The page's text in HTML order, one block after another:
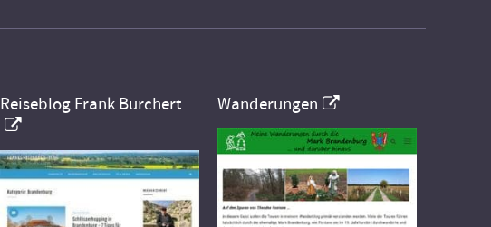
Reiseblog Frank Burchert Wanderungen